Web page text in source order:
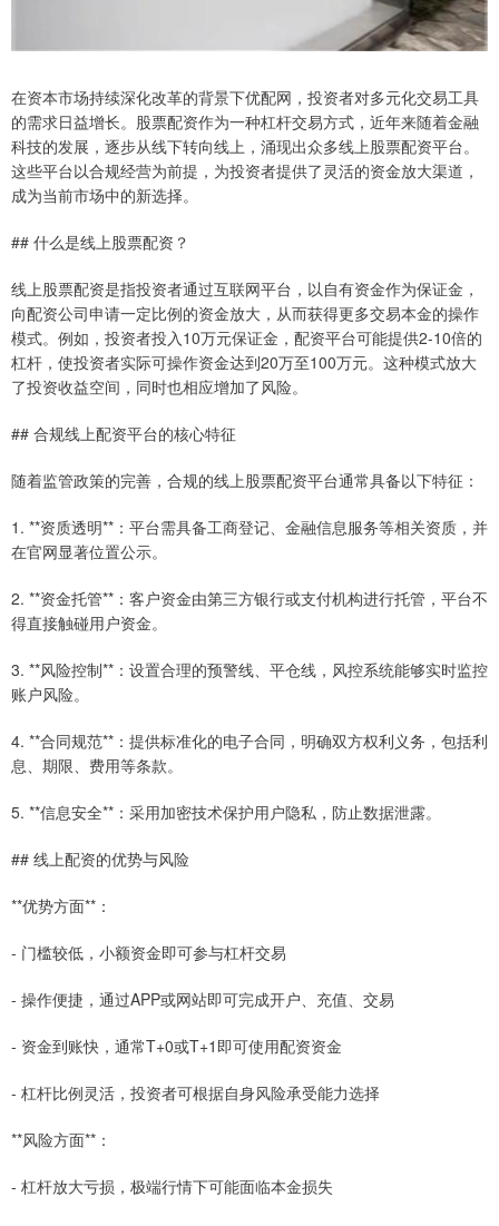
在资本市场持续深化改革的背景下优配网，投资者对多元化交易工具
的需求日益增长。股票配资作为一种杠杆交易方式，近年来随着金融
科技的发展，逐步从线下转向线上，涌现出众多线上股票配资平台。
这些平台以合规经营为前提，为投资者提供了灵活的资金放大渠道，
成为当前市场中的新选择。
## 什么是线上股票配资？
线上股票配资是指投资者通过互联网平台，以自有资金作为保证金，
向配资公司申请一定比例的资金放大，从而获得更多交易本金的操作
模式。例如，投资者投入10万元保证金，配资平台可能提供2-10倍的
杠杆，使投资者实际可操作资金达到20万至100万元。这种模式放大
了投资收益空间，同时也相应增加了风险。
## 合规线上配资平台的核心特征
随着监管政策的完善，合规的线上股票配资平台通常具备以下特征：
1. **资质透明**：平台需具备工商登记、金融信息服务等相关资质，并
在官网显著位置公示。
2. **资金托管**：客户资金由第三方银行或支付机构进行托管，平台不
得直接触碰用户资金。
3. **风险控制**：设置合理的预警线、平仓线，风控系统能够实时监控
账户风险。
4. **合同规范**：提供标准化的电子合同，明确双方权利义务，包括利
息、期限、费用等条款。
5. **信息安全**：采用加密技术保护用户隐私，防止数据泄露。
## 线上配资的优势与风险
**优势方面**：
- 门槛较低，小额资金即可参与杠杆交易
- 操作便捷，通过APP或网站即可完成开户、充值、交易
- 资金到账快，通常T+0或T+1即可使用配资资金
- 杠杆比例灵活，投资者可根据自身风险承受能力选择
**风险方面**：
- 杠杆放大亏损，极端行情下可能面临本金损失